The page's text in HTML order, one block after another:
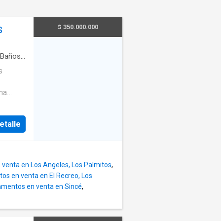
Baños·
para
2
de
$ 350.000.000
en Los Angeles, Los Palmitos,
en venta en El Recreo, Los
en venta en Sincé,